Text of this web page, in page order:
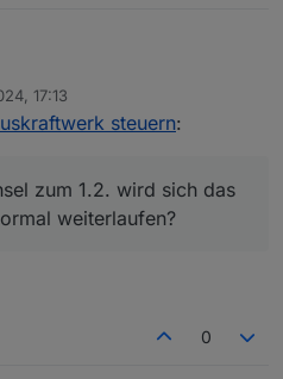
befürchtet.
Backup meiner iobroker-VM
normal weiterlaufen?
17:13
steuern:
zum 1.2. wird sich das
weiterlaufen?
0